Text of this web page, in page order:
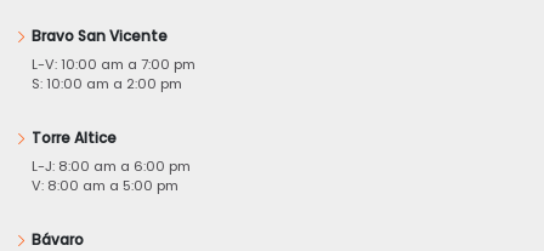
Bravo San Vicente
L-V: 10:00 am a 7:00 pm
S: 10:00 am a 2:00 pm
Torre Altice
L-J: 8:00 am a 6:00 pm
V: 8:00 am a 5:00 pm
Bávaro